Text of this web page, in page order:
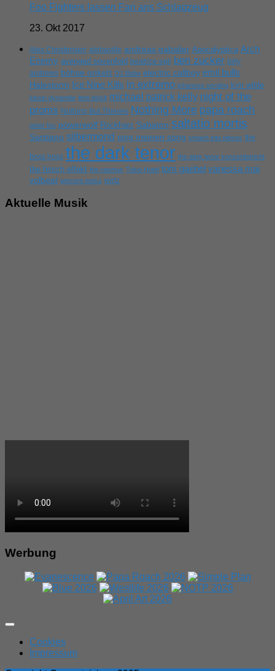
Foo Fighters lassen Fan ans Schlagzeug
23. Okt 2017
Alex Christensen alphaville andreas gabalier Apocalyptica Arch
Enemy avenged sevenfold beatrice egli ben zucker billy
andrews böhse onkelz DJ Bobo electric callboy emil bulls
Halestorm Ice Nine Kills in extremo johannes oerding kim wilde
kissin dynamite limp bizkit michael patrick kelly night of the
proms Nothing But Thieves Nothing More papa roach
peter fox powerwolf Rockharz Sabaton saltatio mortis
Santiano silbermond sing meinen song smash into pieces the
boss hoss the dark tenor the dark tenor konzertbericht
the hirsch effekt the rasmus Tokio Hotel tom gaebel vanessa mai
volbeat wincent weiss wirtz
Aktuelle Musik
Werbung
Expand
Cookies
Impressum